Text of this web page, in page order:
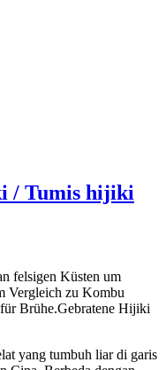
/ Tumis hijiki
felsigen Küsten um
Vergleich zu Kombu
Brühe.Gebratene Hijiki
yang tumbuh liar di garis